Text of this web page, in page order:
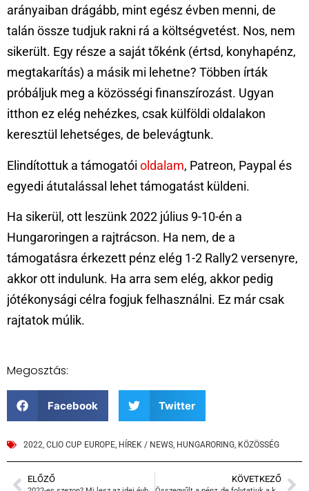
arányaiban drágább, mint egész évben menni, de
talán össze tudjuk rakni rá a költségvetést. Nos, nem
sikerült. Egy része a saját tőkénk (értsd, konyhapénz,
megtakarítás) a másik mi lehetne? Többen írták
próbáljuk meg a közösségi finanszírozást. Ugyan
itthon ez elég nehézkes, csak külföldi oldalakon
keresztül lehetséges, de belevágtunk.
Elindítottuk a támogatói oldalam, Patreon, Paypal és
egyedi átutalással lehet támogatást küldeni.
Ha sikerül, ott leszünk 2022 július 9-10-én a
Hungaroringen a rajtrácson. Ha nem, de a
támogatásra érkezett pénz elég 1-2 Rally2 versenyre,
akkor ott indulunk. Ha arra sem elég, akkor pedig
jótékonysági célra fogjuk felhasználni. Ez már csak
rajtatok múlik.
Megosztás:
Facebook Twitter
2022, CLIO CUP EUROPE, HÍREK / NEWS, HUNGARORING, KÖZÖSSÉG
ELŐZŐ KÖVETKEZŐ